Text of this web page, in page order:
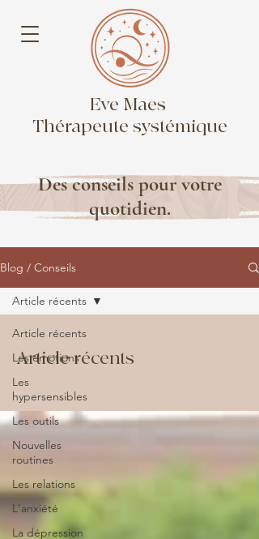
Eve Maes
Thérapeute systémique
Des conseils pour votre
quotidien.
Blog / Conseils
Article récents
Les émotions
Les
hypersensibles
Les outils
Nouvelles
routines
Les relations
L'anxiété
La dépression
Article récents
Article récents